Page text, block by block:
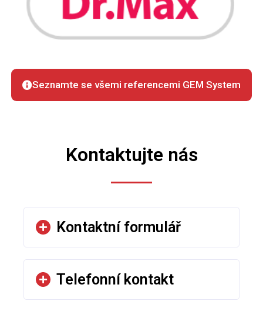
Seznamte se všemi referencemi GEM System
Kontaktujte nás
Kontaktní formulář
Telefonní kontakt